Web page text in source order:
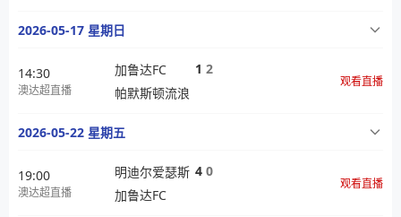
2026-05-17 星期日
14:30
澳达超直播
加鲁达FC
帕默斯顿流浪
1 2
观看直播
2026-05-22 星期五
19:00
澳达超直播
明迪尔爱瑟斯
加鲁达FC
4 0
观看直播